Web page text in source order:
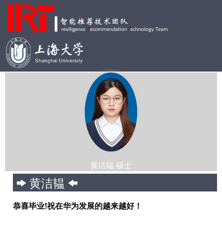
黄洁韫 硕士
黄洁韫
恭喜毕业!祝在华为发展的越来越好！